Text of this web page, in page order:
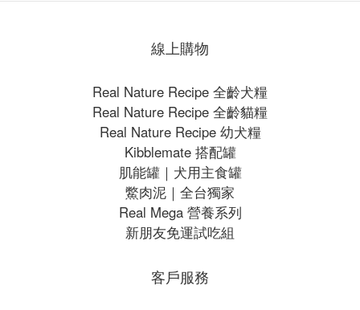
線上購物
Real Nature Recipe 全齡犬糧
Real Nature Recipe 全齡貓糧
Real Nature Recipe 幼犬糧
Kibblemate 搭配罐
肌能罐｜犬用主食罐
鱉肉泥｜全台獨家
Real Mega 營養系列
新朋友免運試吃組
客戶服務